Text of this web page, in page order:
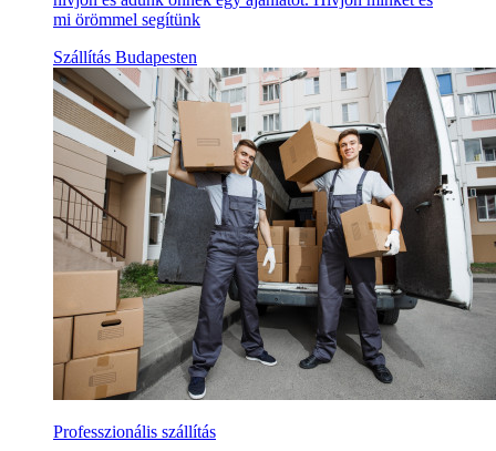
mi örömmel segítünk
Szállítás Budapesten
Professzionális szállítás